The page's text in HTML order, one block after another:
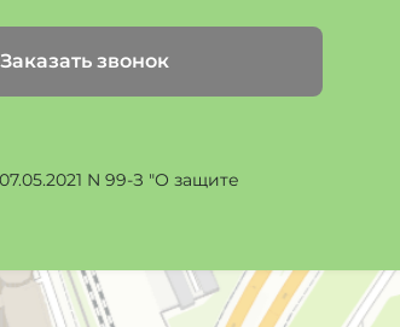
Заказать звонок
N 99-З "О защите